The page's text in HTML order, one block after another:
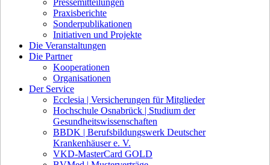
Pressemitteilungen
Praxisberichte
Sonderpublikationen
Initiativen und Projekte
Die Veranstaltungen
Die Partner
Kooperationen
Organisationen
Der Service
Ecclesia | Versicherungen für Mitglieder
Hochschule Osnabrück | Studium der
Gesundheitswissenschaften
BBDK | Berufsbildungswerk Deutscher
Krankenhäuser e. V.
VKD-MasterCard GOLD